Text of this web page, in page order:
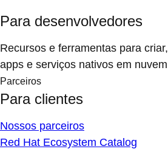
Para desenvolvedores
Recursos e ferramentas para
apps e serviços nativos em
Parceiros
Para clientes
Nossos parceiros
Red Hat Ecosystem Catalog